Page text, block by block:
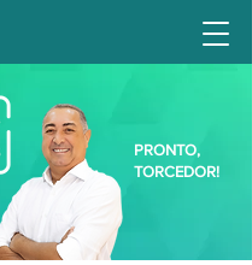
PRONTO,
TORCEDOR!